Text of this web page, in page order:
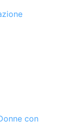
con